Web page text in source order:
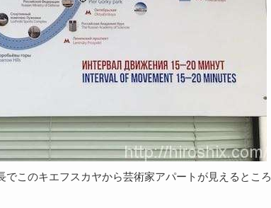
このキエフスカヤから芸術家アパートが見えるところ